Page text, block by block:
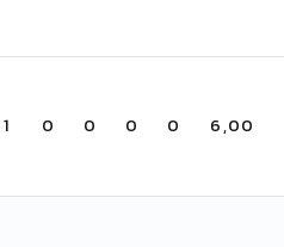
1 0 0 0 0 6,00